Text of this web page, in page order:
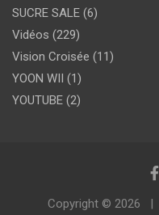
SUCRE SALE (6)
Vidéos (229)
Vision Croisée (11)
YOON WII (1)
YOUTUBE (2)
Copyright © 2026